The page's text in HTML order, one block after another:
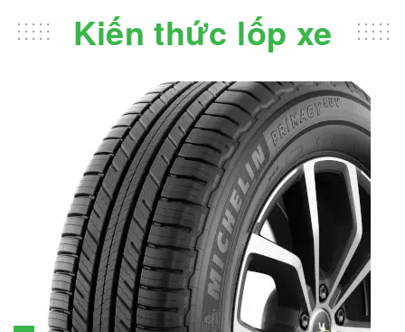
Kiến thức lốp xe